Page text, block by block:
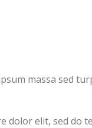
massa sed
dolor elit, sed do